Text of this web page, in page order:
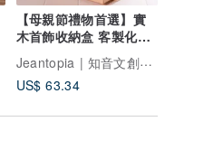
【母親節禮物首選】實
木首飾收納盒 客製化可
刻字 | Jeantopia
Jeantopia | 知音文創設計館
US$ 63.34